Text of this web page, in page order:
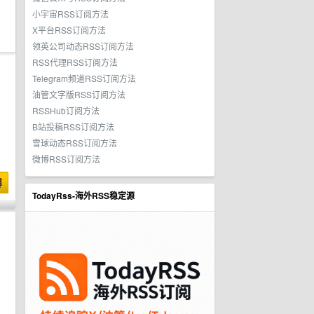
小宇宙RSS订阅方法
X平台RSS订阅方法
领英公司动态RSS订阅方法
RSS代理RSS订阅方法
Telegram频道RSS订阅方法
油管文字版RSS订阅方法
RSSHub订阅方法
B站投稿RSS订阅方法
雪球动态RSS订阅方法
微博RSS订阅方法
TodayRss-海外RSS稳定源